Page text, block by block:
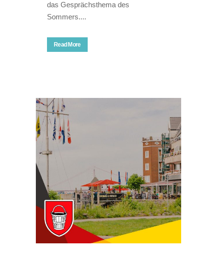
das Gesprächsthema des
Sommers....
Read More